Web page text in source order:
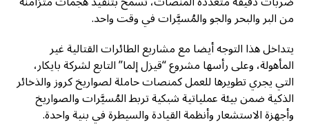
من البر والبحر والجو والمُسيَّرات في وقت واحد.
يتداخل هذا التوجه أيضا مع مشاريع الطائرات القتالية غير
المأهولة، وعلى رأسها مشروع “قيزل إلما” التابع لشركة بايكار،
التي يجري تطويرها للعمل كمنصات حاملة لصواريخ كروز والذخائر
الذكية ضمن بيئة عملياتية شبكية تربط المُسيَّرات والصواريخ
وأجهزة الاستشعار وأنظمة القيادة والسيطرة في بنية واحدة.